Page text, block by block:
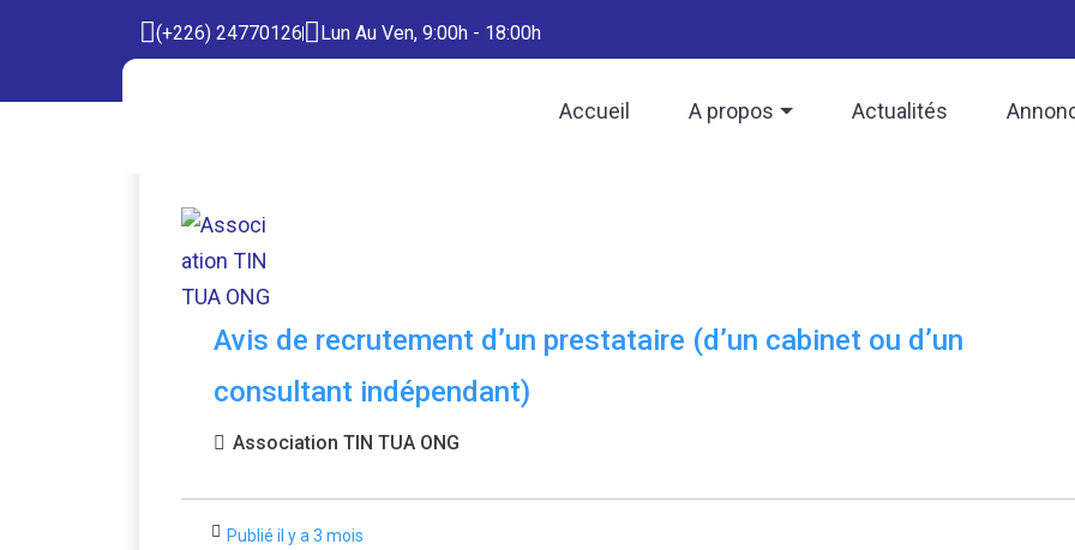
(+226) 24770126 Lun Au Ven, 9:00h - 18:00h
Accueil A propos Actualités
Avis de recrutement d’un prestataire (d’un cabinet ou d’un
consultant indépendant)
Association TIN TUA ONG
Publié il y a 3 mois